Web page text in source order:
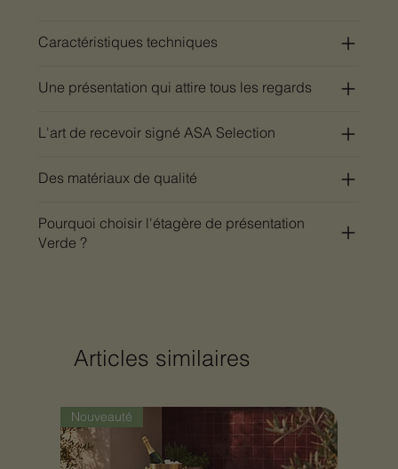
Caractéristiques techniques
Une présentation qui attire tous les regards
L'art de recevoir signé ASA Selection
Des matériaux de qualité
Pourquoi choisir l'étagère de présentation
Verde ?
Articles similaires
Nouveauté